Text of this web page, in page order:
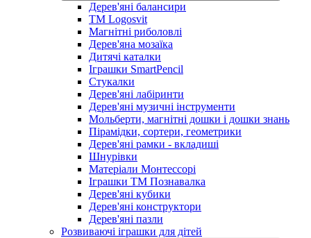
Дерев'яні балансири
TM Logosvit
Магнітні риболовлі
Дерев'яна мозаїка
Дитячі каталки
Іграшки SmartPencil
Стукалки
Дерев'яні лабіринти
Дерев'яні музичні інструменти
Мольберти, магнітні дошки і дошки знань
Пірамідки, сортери, геометрики
Дерев'яні рамки - вкладиші
Шнурівки
Матеріали Монтессорі
Іграшки ТМ Познавалка
Дерев'яні кубики
Дерев'яні конструктори
Дерев'яні пазли
Розвиваючі іграшки для дітей